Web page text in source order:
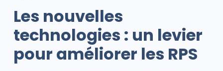
Les nouvelles
technologies : un levier
pour améliorer les RPS